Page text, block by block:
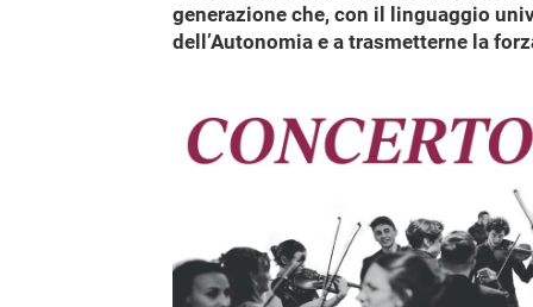
generazione che, con il linguaggio
dell’Autonomia e a trasmetterne la